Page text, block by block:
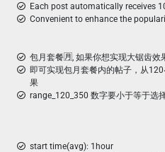
Each post automatically receives
Convenient to enhance the
包月套餐🈷️, 如果你想实现大锯齿效
即可实现包月套餐内的帖子，从
果
range_120_350 数字要小于等于选
start time(avg): 1hour